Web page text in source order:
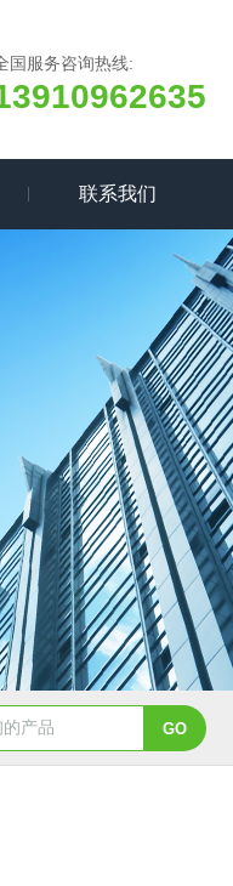
国服务咨询热线:
联系我们
缘防水接头 5353信